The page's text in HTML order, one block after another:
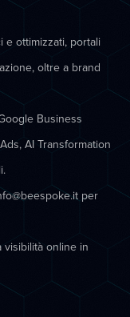
e ottimizzati, portali
oltre a brand
Business
AI Transformation
per
visibilità online in